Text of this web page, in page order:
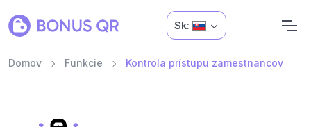
Sk:
Domov Funkcie Kontrola prístupu zamestnancov